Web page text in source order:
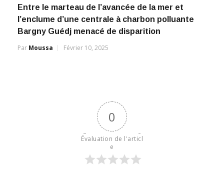
Entre le marteau de l’avancée de la mer et
l’enclume d’une centrale à charbon polluante
Bargny Guédj menacé de disparition
Par Moussa Février 10, 2025
0
Évaluation de l'articl
e